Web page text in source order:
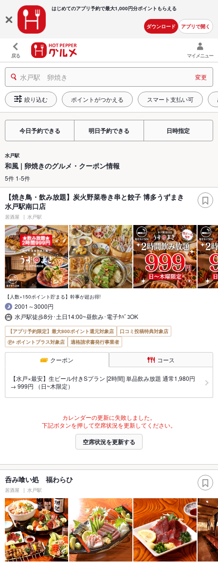
はじめてのアプリ予約で最大1,000円分ポイントもらえる
ダウンロード アプリで開く
戻る マイメニュー
水戸駅 卵焼き 変更
絞り込む ポイントがつかえる スマート支払い可
今日予約できる 明日予約できる 日時指定
水戸駅
和風 | 卵焼きのグルメ・クーポン情報
5件 1-5件
【焼き鳥・飲み放題】炭火野菜巻き串と餃子 博多うずまき
水戸駅南口店
居酒屋 水戸駅
【人数×150ポイント貯まる】幹事が超お得!
2001～3000円
水戸駅徒歩8分･土日14:00~昼飲み･電子ﾀﾊﾞｺOK
【アプリ予約限定】最大800ポイント還元対象店
口コミ投稿特典対象店
ポイントプラス対象店
適格請求書発行事業者
クーポン コース
【水戸×最安】生ビール付きSプラン [2時間] 単品飲み放題 通常1,980円
→ 999円 （日~木限定）
カレンダーの更新に失敗しました。
下記ボタンを押して空席状況を更新してください。
空席状況を更新する
呑み喰い処 福わらひ
居酒屋 水戸駅